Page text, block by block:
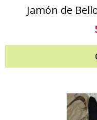
Jamón de